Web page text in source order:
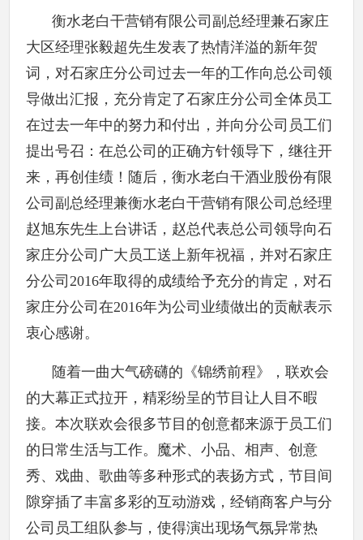
衡水老白干营销有限公司副总经理兼石家庄
大区经理张毅超先生发表了热情洋溢的新年贺
词，对石家庄分公司过去一年的工作向总公司领
导做出汇报，充分肯定了石家庄分公司全体员工
在过去一年中的努力和付出，并向分公司员工们
提出号召：在总公司的正确方针领导下，继往开
来，再创佳绩！随后，衡水老白干酒业股份有限
公司副总经理兼衡水老白干营销有限公司总经理
赵旭东先生上台讲话，赵总代表总公司领导向石
家庄分公司广大员工送上新年祝福，并对石家庄
分公司2016年取得的成绩给予充分的肯定，对石
家庄分公司在2016年为公司业绩做出的贡献表示
衷心感谢。
随着一曲大气磅礴的《锦绣前程》，联欢会
的大幕正式拉开，精彩纷呈的节目让人目不暇
接。本次联欢会很多节目的创意都来源于员工们
的日常生活与工作。魔术、小品、相声、创意
秀、戏曲、歌曲等多种形式的表扬方式，节目间
隙穿插了丰富多彩的互动游戏，经销商客户与分
公司员工组队参与，使得演出现场气氛异常热